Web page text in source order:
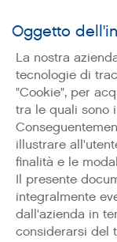
Oggetto
La nostra
tecnologie di
"Cookie", per
tra le quali sono
illustrare
finalità e le
Il presente
integralmente
dall'azienda in
considerarsi del